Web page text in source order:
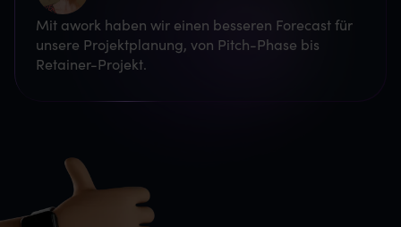
Mit awork haben wir einen besseren Forecast für
unsere Projektplanung, von Pitch-Phase bis
Retainer-Projekt.